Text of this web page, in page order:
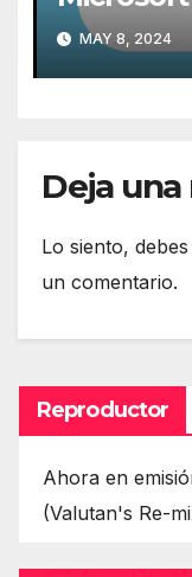
MAY 8, 2024
Deja
Lo siento,
un comentario.
Reproductor
Ahora en
(Valutan's Re-